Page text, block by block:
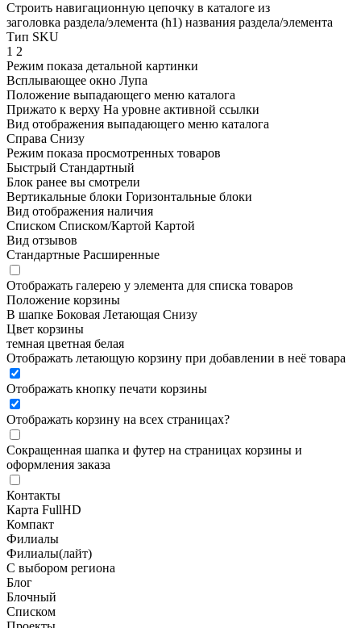
Строить навигационную цепочку в каталоге из
заголовка раздела/элемента (h1) названия раздела/элемента
Тип SKU
1 2
Режим показа детальной картинки
Всплывающее окно Лупа
Положение выпадающего меню каталога
Прижато к верху На уровне активной ссылки
Вид отображения выпадающего меню каталога
Справа Снизу
Режим показа просмотренных товаров
Быстрый Стандартный
Блок ранее вы смотрели
Вертикальные блоки Горизонтальные блоки
Вид отображения наличия
Списком Списком/Картой Картой
Вид отзывов
Стандартные Расширенные
Отображать галерею у элемента для списка товаров
Положение корзины
В шапке Боковая Летающая Снизу
Цвет корзины
темная цветная белая
Отображать летающую корзину при добавлении в неё товара
Отображать кнопку печати корзины
Отображать корзину на всех страницах?
Сокращенная шапка и футер на страницах корзины и
оформления заказа
Контакты
Карта FullHD
Компакт
Филиалы
Филиалы(лайт)
С выбором региона
Блог
Блочный
Списком